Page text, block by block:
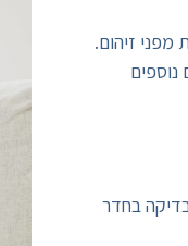
זיהום.
בחדר